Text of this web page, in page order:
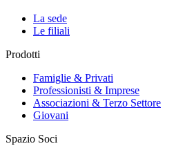
La sede
Le filiali
Prodotti
Famiglie & Privati
Professionisti & Imprese
Associazioni & Terzo Settore
Giovani
Spazio Soci